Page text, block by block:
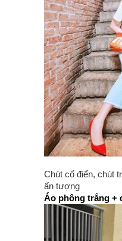
Chút cổ điển, chút
ấn tượng
Áo phông trắng +